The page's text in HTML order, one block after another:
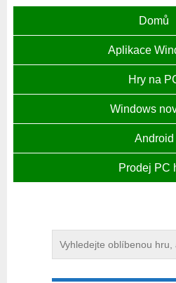
Domů
Aplikace
Hry na
Windows
Android
Prodej PC